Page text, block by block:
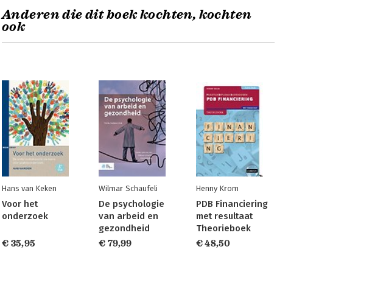
Anderen die dit boek kochten, kochten
ook
Hans van Keken
Voor het
onderzoek
€ 35,95
Wilmar Schaufeli
De psychologie
van arbeid en
gezondheid
€ 79,99
Henny Krom
PDB Financiering
met resultaat
Theorieboek
€ 48,50